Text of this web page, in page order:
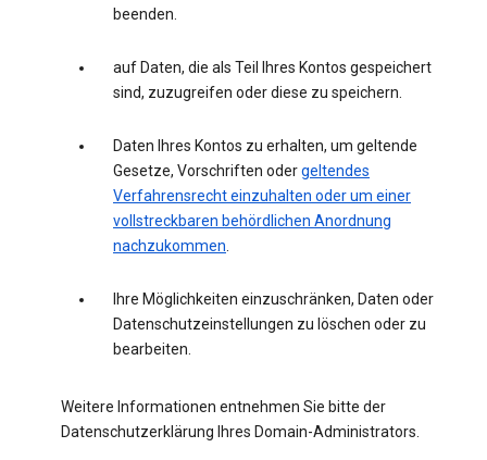
beenden.
auf Daten, die als Teil Ihres Kontos gespeichert
sind, zuzugreifen oder diese zu speichern.
Daten Ihres Kontos zu erhalten, um geltende
Gesetze, Vorschriften odergeltendes
Verfahrensrecht einzuhalten oder um einer
vollstreckbaren behördlichen Anordnung
nachzukommen.
Ihre Möglichkeiten einzuschränken, Daten oder
Datenschutzeinstellungen zu löschen oder zu
bearbeiten.
Weitere Informationen entnehmen Sie bitte der
Datenschutzerklärung Ihres Domain-Administrators.